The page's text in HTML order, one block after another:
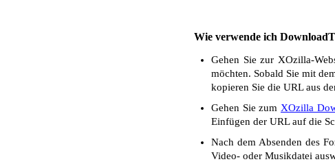
Wie verwende ich
Gehen Sie zur XOzilla-
möchten. Sobald Sie mit
kopieren Sie die URL aus
Gehen Sie zum XOzilla
Einfügen der URL auf die
Nach dem Absenden des
Video- oder Musikdatei